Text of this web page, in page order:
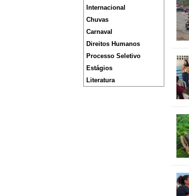
Internacional
Chuvas
Carnaval
Direitos Humanos
Processo Seletivo
Estágios
Literatura